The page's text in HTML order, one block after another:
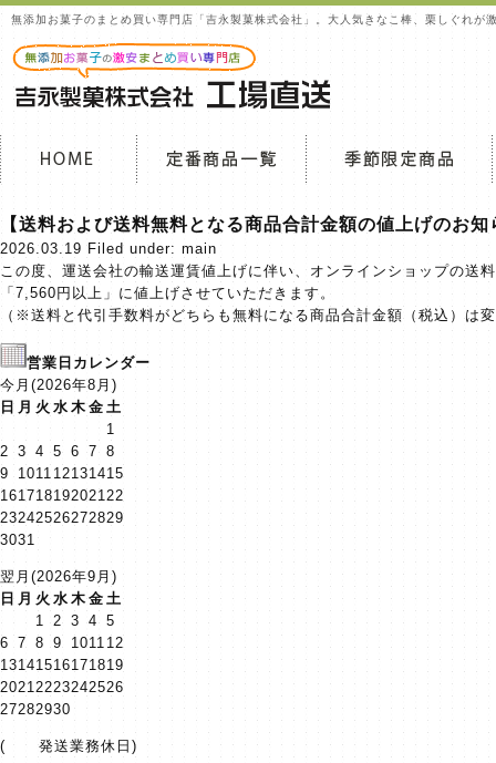
無添加お菓子のまとめ買い専門店「吉永製菓株式会社」。大人気きなこ棒、栗しぐれが
【送料および送料無料となる商品合計金額の値上げのお知
2026.03.19 Filed under: main
この度、運送会社の輸送運賃値上げに伴い、オンラインショップの送
「7,560円以上」に値上げさせていただきます。
（※送料と代引手数料がどちらも無料になる商品合計金額（税込）は
営業日カレンダー
今月(2026年8月)
日 月 火水 木 金 土
1
2 3 4 5 6 7 8
9
1011 12131415
16171819202122
23242526272829
3031
翌月(2026年9月)
日 月 火水 木 金 土
1 2 3 4 5
6 7 8 9 1011 12
13141516171819
20212223242526
27282930
( 発送業務休日)